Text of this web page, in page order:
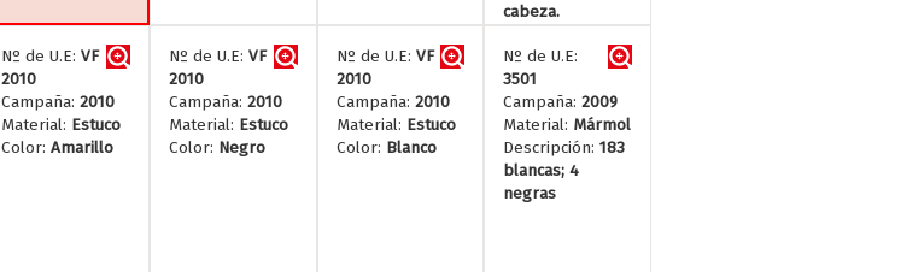
cabeza.
Nº de U.E: VF
2010
Campaña: 2010
Material: Estuco
Color: Amarillo
Nº de U.E: VF
2010
Campaña: 2010
Material: Estuco
Color: Negro
Nº de U.E: VF
2010
Campaña: 2010
Material: Estuco
Color: Blanco
Nº de U.E:
3501
Campaña:2009
Material: Mármol
Descripción:183
blancas; 4
negras